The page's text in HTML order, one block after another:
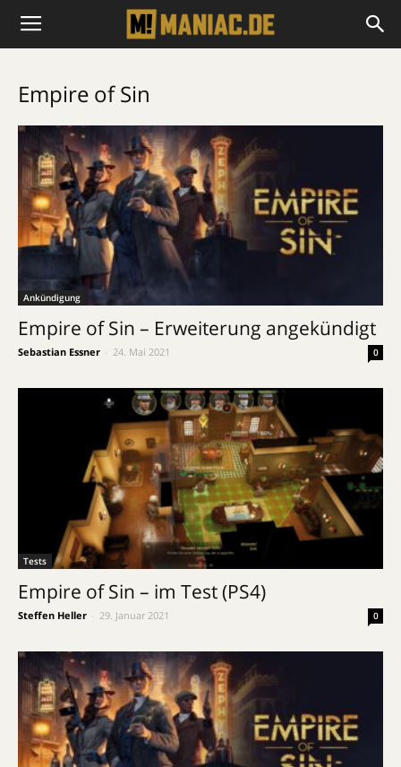
Empire of Sin
Ankündigung
Empire of Sin – Erweiterung angekündigt
Sebastian Essner 24. Mai 2021 0
Tests
Empire of Sin – im Test (PS4)
Steffen Heller 29. Januar 2021 0